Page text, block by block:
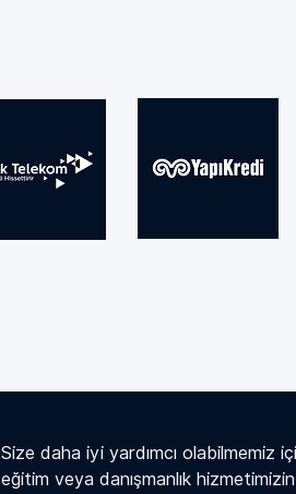
Size daha iyi yardımcı olabilmemiz
eğitim veya danışmanlık hizmetimizin